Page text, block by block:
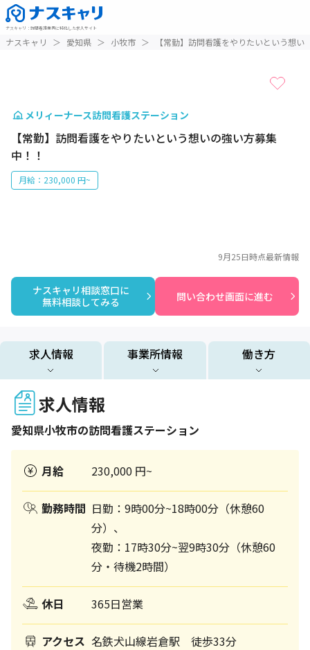
ナスキャリ ： 訪問看護業界に特化した求人サイト
ナスキャリ ＞ 愛知県 ＞ 小牧市 ＞ 【常勤】訪問看護をやりたいという想い
メリィーナース訪問看護ステーション
【常勤】訪問看護をやりたいという想いの強い方募集
中！！
月給：230,000 円~
ナスキャリ相談窓口に
無料相談してみる
問い合わせ画面に進む
9月25日時点最新情報
求人情報 事業所情報 働き方
求人情報
愛知県小牧市の訪問看護ステーション
月給 230,000 円~
勤務時間 日勤：9時00分~18時00分（休憩60
分）、
夜勤：17時30分~翌9時30分（休憩60
分・待機2時間）
休日 365日営業
アクセス 名鉄犬山線岩倉駅 徒歩33分